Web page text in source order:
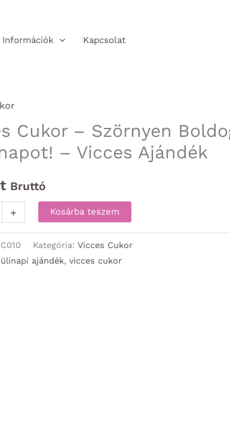
Információk Kapcsolat
Cukor – Szörnyen
– Vicces Ajándék
Bruttó
+ Kosárba teszem
C010 Kategória: Vicces Cukor
ajándék, vicces cukor